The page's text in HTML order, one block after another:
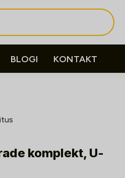
BLOGI KONTAKT
komplekt, U-